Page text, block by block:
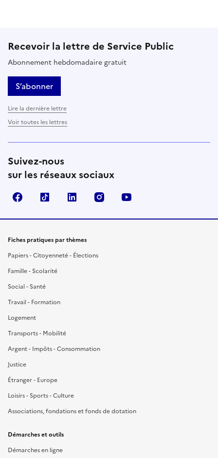
Recevoir la lettre de Service Public
Abonnement hebdomadaire gratuit
S’abonner
Lire la dernière lettre
Voir toutes les lettres
Suivez-nous
sur les réseaux sociaux
FacebookTikTok LinkedIn Instagram
Fiches pratiques par thèmes
Papiers - Citoyenneté - Élections
Famille - Scolarité
Social - Santé
Travail - Formation
Logement
Transports - Mobilité
Argent - Impôts - Consommation
Justice
Étranger - Europe
Loisirs - Sports - Culture
Associations, fondations et fonds de dotation
Démarches et outils
Démarches en ligne